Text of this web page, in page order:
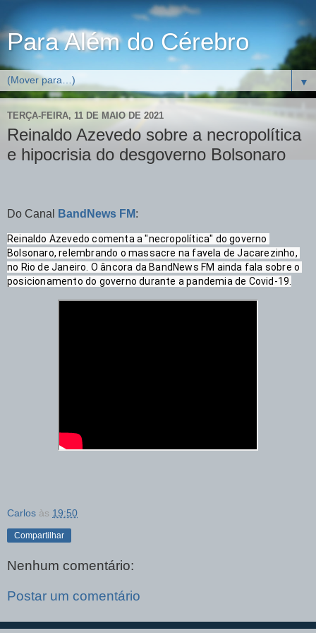
Para Além do Cérebro
▼
TERÇA-FEIRA, 11 DE MAIO DE 2021
Reinaldo Azevedo sobre a necropolítica
e hipocrisia do desgoverno Bolsonaro
Do Canal BandNews FM:
Reinaldo Azevedo comenta a "necropolítica" do governo
Bolsonaro, relembrando o massacre na favela de Jacarezinho,
no Rio de Janeiro. O âncora da BandNews FM ainda fala sobre o
posicionamento do governo durante a pandemia de Covid-19.
Carlos às 19:50
Compartilhar
Nenhum comentário:
Postar um comentário